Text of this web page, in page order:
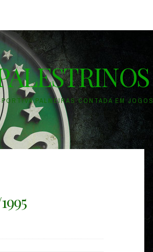
PALMEIRAS CONTADA EM JOGOS